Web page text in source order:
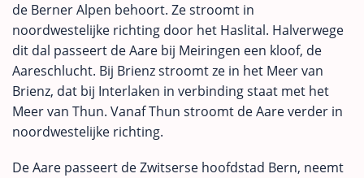
de Berner Alpen behoort. Ze stroomt in
noordwestelijke richting door het Haslital. Halverwege
dit dal passeert de Aare bij Meiringen een kloof, de
Aareschlucht. Bij Brienz stroomt ze in het Meer van
Brienz, dat bij Interlaken in verbinding staat met het
Meer van Thun. Vanaf Thun stroomt de Aare verder in
noordwestelijke richting.
De Aare passeert de Zwitserse hoofdstad Bern, neemt